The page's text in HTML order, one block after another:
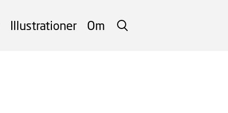
SØG
Illustrationer Om